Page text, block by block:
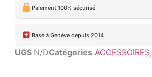
Paiement 100% sécurisé
Basé à Genève depuis 2014
UGS N/DCatégories ACCESSOIRES,